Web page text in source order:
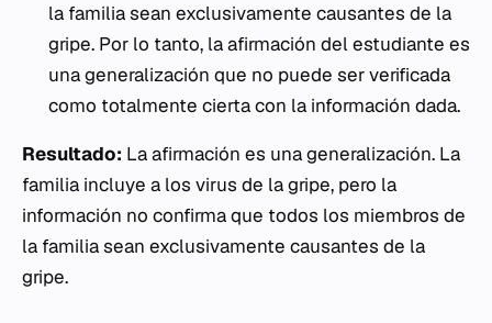
la familia sean exclusivamente causantes de la
gripe. Por lo tanto, la afirmación del estudiante es
una generalización que no puede ser verificada
como totalmente cierta con la información dada.
Resultado: La afirmación es una generalización. La
familia incluye a los virus de la gripe, pero la
información no confirma que todos los miembros de
la familia sean exclusivamente causantes de la
gripe.